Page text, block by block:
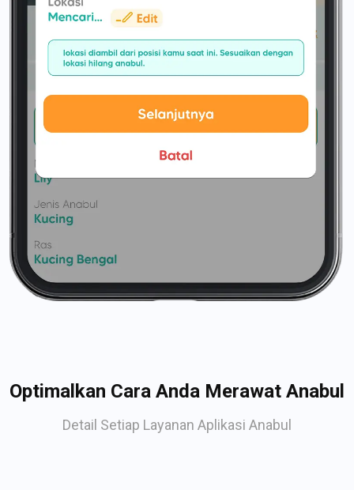
Optimalkan Cara Anda Merawat Anabul
Detail Setiap Layanan Aplikasi Anabul